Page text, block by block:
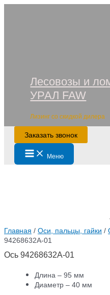
Лесовозы и
УРАЛ FAW
Лизинг со скидкой дилера
Заказать звонок
Main
Menu Меню
Главная / Оси, пальцы, гайки /
94268632А-01
Ось 94268632А-01
Длина – 95 мм
Диаметр – 40 мм